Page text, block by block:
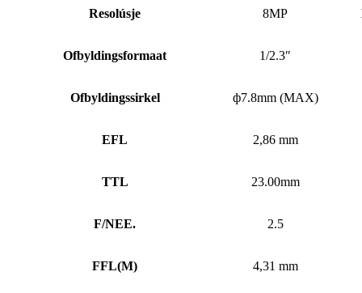
Resolúsje 8MP
Ofbyldingsformaat 1/2.3″
Ofbyldingssirkel ф7.8mm (MAX)
EFL 2,86 mm
TTL 23.00mm
F/NEE. 2.5
FFL(M) 4,31 mm